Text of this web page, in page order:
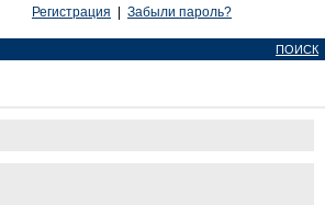
Регистрация
Забыли пароль?
ПОИСК